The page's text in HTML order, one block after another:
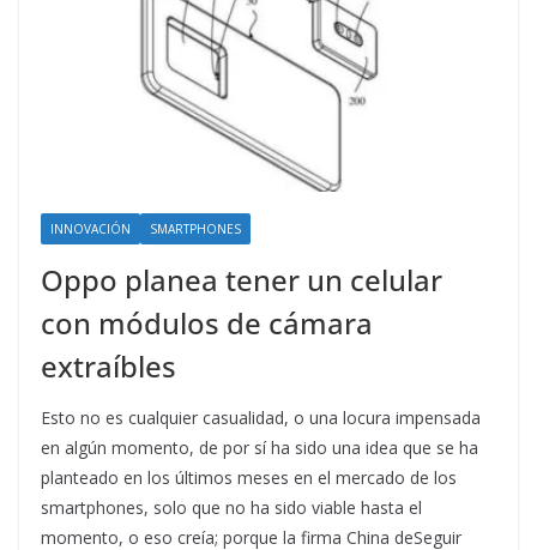
INNOVACIÓN SMARTPHONES
Oppo planea tener un celular
con módulos de cámara
extraíbles
Esto no es cualquier casualidad, o una locura impensada
en algún momento, de por sí ha sido una idea que se ha
planteado en los últimos meses en el mercado de los
smartphones, solo que no ha sido viable hasta el
momento, o eso creía; porque la firma China deSeguir